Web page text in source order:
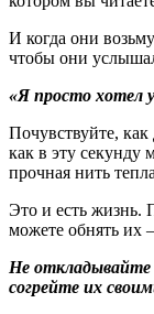
И когда они
чтобы они
«Я просто хотел
Почувствуйте, как
как в эту секунду
прочная нить
Это и есть жизнь.
можете обнять их
Не
согрейте их